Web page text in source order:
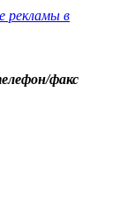
рекламы в
факс